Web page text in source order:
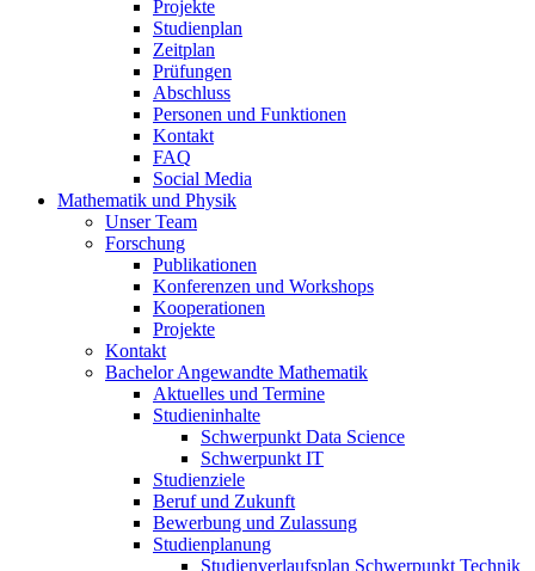
Projekte
Studienplan
Zeitplan
Prüfungen
Abschluss
Personen und Funktionen
Kontakt
FAQ
Social Media
Mathematik und Physik
Unser Team
Forschung
Publikationen
Konferenzen und Workshops
Kooperationen
Projekte
Kontakt
Bachelor Angewandte Mathematik
Aktuelles und Termine
Studieninhalte
Schwerpunkt Data Science
Schwerpunkt IT
Studienziele
Beruf und Zukunft
Bewerbung und Zulassung
Studienplanung
Studienverlaufsplan Schwerpunkt Technik